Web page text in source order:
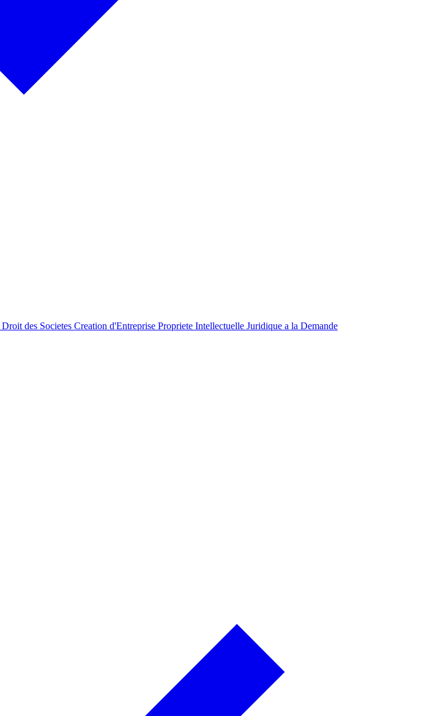
Droit des Societes Creation d'Entreprise Propriete Intellectuelle Juridique a la Demande